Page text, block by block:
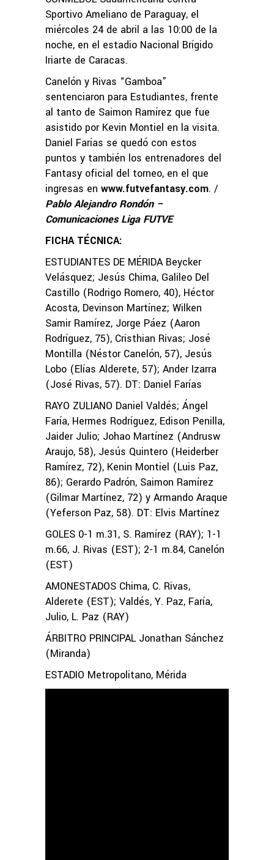
Sportivo Ameliano de Paraguay, el
miércoles 24 de abril a las 10:00 de la
noche, en el estadio Nacional Brígido
Iriarte de Caracas.
Canelón y Rivas “Gamboa”
sentenciaron para Estudiantes, frente
al tanto de Saimon Ramírez que fue
asistido por Kevin Montiel en la visita.
Daniel Farías se quedó con estos
puntos y también los entrenadores del
Fantasy oficial del torneo, en el que
ingresas en www.futvefantasy.com. /
Pablo Alejandro Rondón –
Comunicaciones Liga FUTVE
FICHA TÉCNICA:
ESTUDIANTES DE MÉRIDA Beycker
Velásquez; Jesús Chima, Galileo Del
Castillo (Rodrigo Romero, 40), Héctor
Acosta, Devinson Martínez; Wilken
Samir Ramírez, Jorge Páez (Aaron
Rodríguez, 75), Cristhian Rivas; José
Montilla (Néstor Canelón, 57), Jesús
Lobo (Elías Alderete, 57); Ander Izarra
(José Rivas, 57). DT: Daniel Farías
RAYO ZULIANO Daniel Valdés; Ángel
Faría, Hermes Rodríguez, Edison Penilla,
Jaider Julio; Johao Martínez (Andrusw
Araujo, 58), Jesús Quintero (Heiderber
Ramírez, 72), Kenin Montiel (Luis Paz,
86); Gerardo Padrón, Saimon Ramírez
(Gilmar Martínez, 72) y Armando Araque
(Yeferson Paz, 58). DT: Elvis Martínez
GOLES 0-1 m.31, S. Ramírez (RAY); 1-1
m.66, J. Rivas (EST); 2-1 m.84, Canelón
(EST)
AMONESTADOS Chima, C. Rivas,
Alderete (EST); Valdés, Y. Paz, Faría,
Julio, L. Paz (RAY)
ÁRBITRO PRINCIPAL Jonathan Sánchez
(Miranda)
ESTADIO Metropolitano, Mérida